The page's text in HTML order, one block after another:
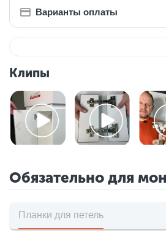
Варианты оплаты
Клипы
Обязательно для
Планки для петель